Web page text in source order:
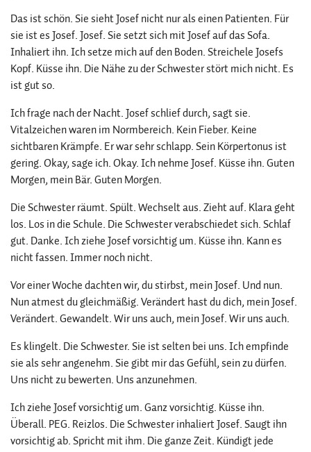
Das ist schön. Sie sieht Josef nicht nur als einen Patienten. Für
sie ist es Josef. Josef. Sie setzt sich mit Josef auf das Sofa.
Inhaliert ihn. Ich setze mich auf den Boden. Streichele Josefs
Kopf. Küsse ihn. Die Nähe zu der Schwester stört mich nicht. Es
ist gut so.
Ich frage nach der Nacht. Josef schlief durch, sagt sie.
Vitalzeichen waren im Normbereich. Kein Fieber. Keine
sichtbaren Krämpfe. Er war sehr schlapp. Sein Körpertonus ist
gering. Okay, sage ich. Okay. Ich nehme Josef. Küsse ihn. Guten
Morgen, mein Bär. Guten Morgen.
Die Schwester räumt. Spült. Wechselt aus. Zieht auf. Klara geht
los. Los in die Schule. Die Schwester verabschiedet sich. Schlaf
gut. Danke. Ich ziehe Josef vorsichtig um. Küsse ihn. Kann es
nicht fassen. Immer noch nicht.
Vor einer Woche dachten wir, du stirbst, mein Josef. Und nun.
Nun atmest du gleichmäßig. Verändert hast du dich, mein Josef.
Verändert. Gewandelt. Wir uns auch, mein Josef. Wir uns auch.
Es klingelt. Die Schwester. Sie ist selten bei uns. Ich empfinde
sie als sehr angenehm. Sie gibt mir das Gefühl, sein zu dürfen.
Uns nicht zu bewerten. Uns anzunehmen.
Ich ziehe Josef vorsichtig um. Ganz vorsichtig. Küsse ihn.
Überall. PEG. Reizlos. Die Schwester inhaliert Josef. Saugt ihn
vorsichtig ab. Spricht mit ihm. Die ganze Zeit. Kündigt jede